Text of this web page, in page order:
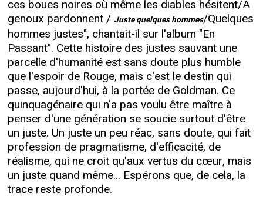
ces boues noires où même les diables hésitent/A
genoux pardonnent / Juste quelques hommes/Quelques
hommes justes", chantait-il sur l'album "En
Passant". Cette histoire des justes sauvant une
parcelle d'humanité est sans doute plus humble
que l'espoir de Rouge, mais c'est le destin qui
passe, aujourd'hui, à la portée de Goldman. Ce
quinquagénaire qui n'a pas voulu être maître à
penser d'une génération se soucie surtout d'être
un juste. Un juste un peu réac, sans doute, qui fait
profession de pragmatisme, d'efficacité, de
réalisme, qui ne croit qu'aux vertus du cœur, mais
un juste quand même... Espérons que, de cela, la
trace reste profonde.